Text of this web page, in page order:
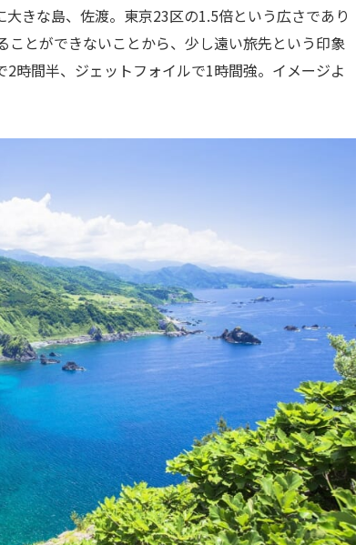
きな島、佐渡。東京23区の1.5倍という広さであり
とができないことから、少し遠い旅先という印象
時間半、ジェットフォイルで1時間強。イメージよ